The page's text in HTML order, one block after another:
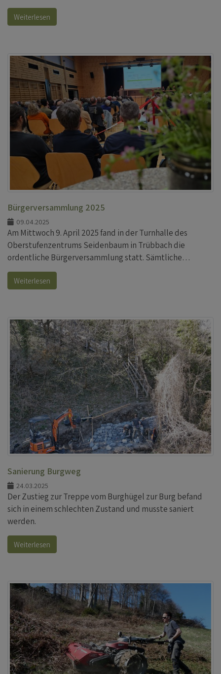
Weiterlesen
Bürgerversammlung 2025
09.04.2025
Am Mittwoch 9. April 2025 fand in der Turnhalle des
Oberstufenzentrums Seidenbaum in Trübbach die
ordentliche Bürgerversammlung statt. Sämtliche…
Weiterlesen
Sanierung Burgweg
24.03.2025
Der Zustieg zur Treppe vom Burghügel zur Burg befand
sich in einem schlechten Zustand und musste saniert
werden.
Weiterlesen